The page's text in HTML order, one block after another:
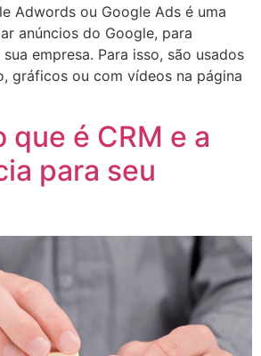
Adwords ou Google Ads é uma
anúncios do Google, para
empresa. Para isso, são usados
gráficos ou com vídeos na página
que é CRM e a
para seu